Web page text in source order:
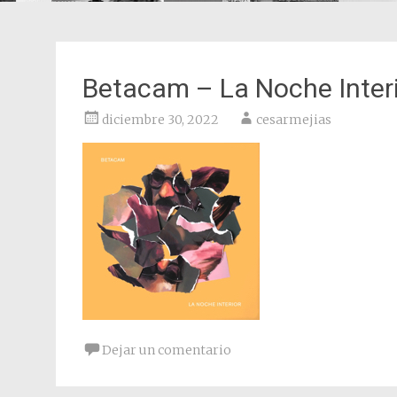
Betacam – La Noche
diciembre 30, 2022 cesarmejias
Dejar un comentario